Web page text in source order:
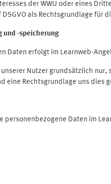
der WWU oder eines
als Rechtsgrundlage
und -speicherung
Daten erfolgt im Learnweb-
Nutzer grundsätzlich
eine Rechtsgrundlage uns dies
personenbezogene Daten im